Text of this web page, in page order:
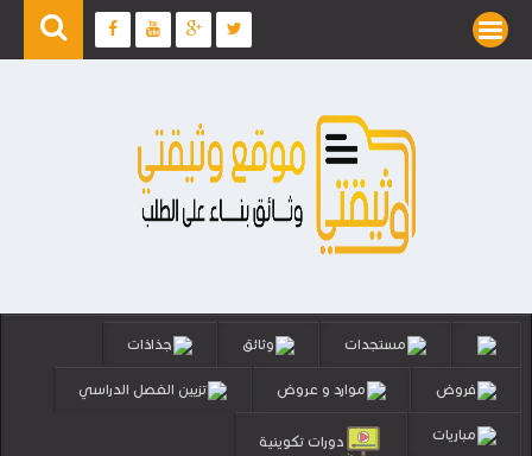
مستجدات وثائق جذاذات
فروض موارد و عروض تزيين الفصل الدراسي
مباريات دورات تكوينية